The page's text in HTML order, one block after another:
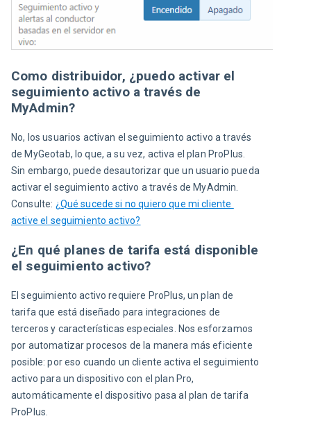
Como distribuidor, ¿puedo activar el
seguimiento activo a través de
MyAdmin?
No, los usuarios activan el seguimiento activo a través
de MyGeotab, lo que, a su vez, activa el plan ProPlus.
Sin embargo, puede desautorizar que un usuario pueda
activar el seguimiento activo a través de MyAdmin.
Consulte: ¿Qué sucede si no quiero que mi cliente
active el seguimiento activo?
¿En qué planes de tarifa está disponible
el seguimiento activo?
El seguimiento activo requiere ProPlus, un plan de
tarifa que está diseñado para integraciones de
terceros y características especiales. Nos esforzamos
por automatizar procesos de la manera más eficiente
posible: por eso cuando un cliente activa el seguimiento
activo para un dispositivo con el plan Pro,
automáticamente el dispositivo pasa al plan de tarifa
ProPlus.